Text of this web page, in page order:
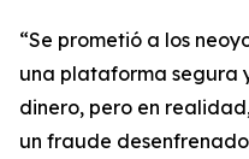
“Se prometió a los
una plataforma segura
dinero, pero en
un fraude